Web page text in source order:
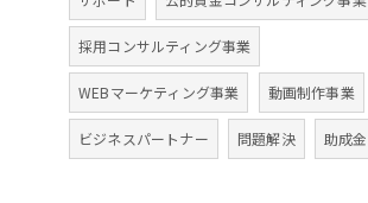
採用コンサルティング事業
WEBマーケティング事業 動画制作事業
ビジネスパートナー 問題解決 助成金